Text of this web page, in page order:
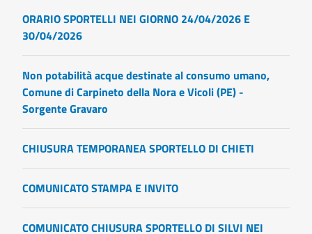
ORARIO SPORTELLI NEI GIORNO 24/04/2026 E
30/04/2026
Non potabilità acque destinate al consumo umano,
Comune di Carpineto della Nora e Vicoli (PE) -
Sorgente Gravaro
CHIUSURA TEMPORANEA SPORTELLO DI CHIETI
COMUNICATO STAMPA E INVITO
COMUNICATO CHIUSURA SPORTELLO DI SILVI NEI